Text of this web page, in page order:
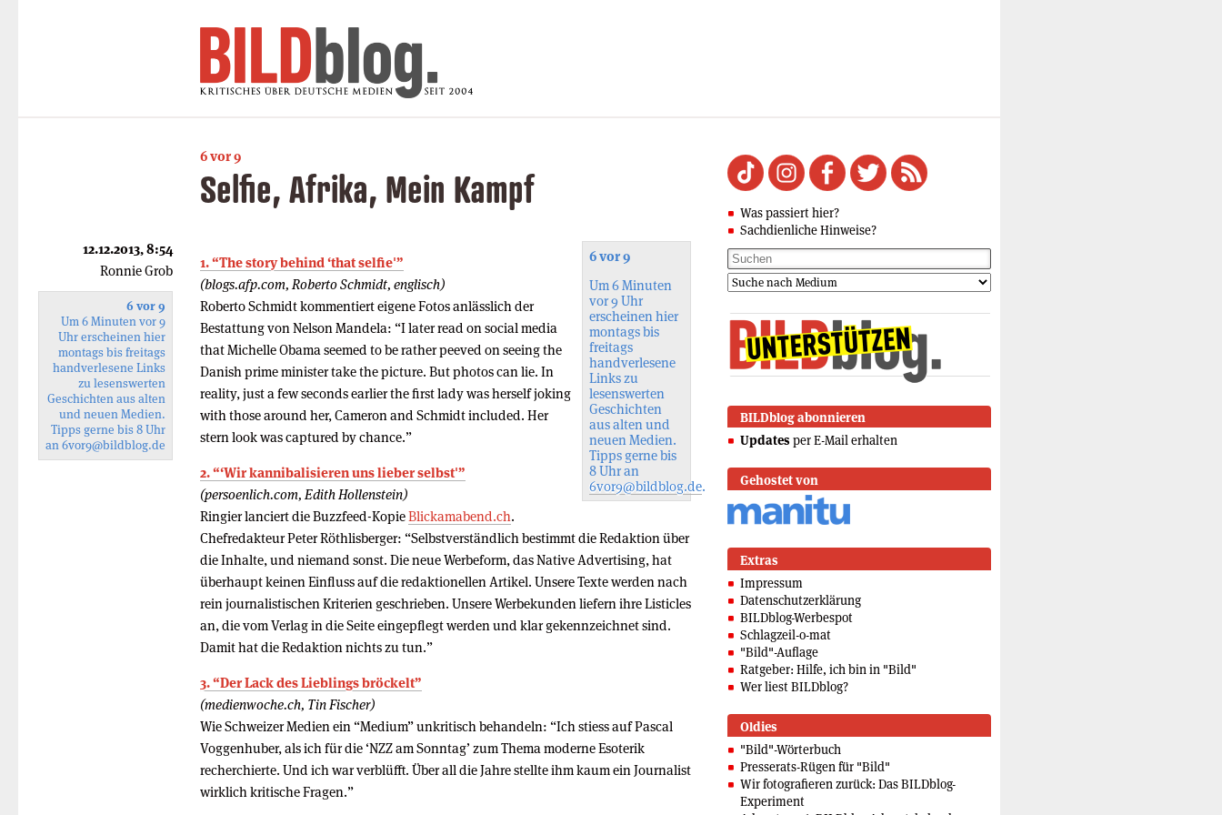
6 vor 9
Selfie, Afrika, Mein Kampf
6 vor 9
Um 6 Minuten
vor 9 Uhr
erscheinen hier
montags bis
freitags
handverlesene
Links zu
lesenswerten
Geschichten
aus alten und
neuen Medien.
Tipps gerne bis
8 Uhr an
6vor9@bildblog.de.
1. “The story behind ‘that selfie'”
(blogs.afp.com, Roberto Schmidt, englisch)
Roberto Schmidt kommentiert eigene Fotos anlässlich der
Bestattung von Nelson Mandela: “I later read on social media
that Michelle Obama seemed to be rather peeved on seeing the
Danish prime minister take the picture. But photos can lie. In
reality, just a few seconds earlier the first lady was herself joking
with those around her, Cameron and Schmidt included. Her
stern look was captured by chance.”
2. “‘Wir kannibalisiere​n uns lieber selbst'”
(persoenlich.com, Edith Hollenstein)
Ringier lanciert die Buzzfeed-KopieBlickamabend.ch.
Chefredakteur Peter Röthlisberger: “Selbstverständlich bestimmt die Redaktion über
die Inhalte, und niemand sonst. Die neue Werbeform, das Native Advertising, hat
überhaupt keinen Einfluss auf die redaktionellen Artikel. Unsere Texte werden nach
rein journalistischen Kriterien geschrieben. Unsere Werbekunden liefern ihre Listicles
an, die vom Verlag in die Seite eingepflegt werden und klar gekennzeichnet sind.
Damit hat die Redaktion nichts zu tun.”
3. “Der Lack des Lieblings bröckelt”
(medienwoche.ch, Tin Fischer)
Wie Schweizer Medien ein “Medium” unkritisch behandeln: “Ich stiess auf Pascal
Voggenhuber, als ich für die ‘NZZ am Sonntag’ zum Thema moderne Esoterik
recherchierte. Und ich war verblüfft. Über all die Jahre stellte ihm kaum ein Journalist
wirklich kritische Fragen.”
12.12.2013, 8:54
Ronnie Grob
6 vor 9
Um 6 Minuten vor 9
Uhr erscheinen hier
montags bis freitags
handverlesene Links
zu lesenswerten
Geschichten aus alten
und neuen Medien.
Tipps gerne bis 8 Uhr
an6vor9@bildblog.de
Was passiert hier?
Sachdienliche Hinweise?
BILDblog abonnieren
Updates per E-Mail erhalten
Gehostet von
Extras
Impressum
Datenschutzerklärung
BILDblog-Werbespot
Schlagzeil-o-mat
"Bild"-Auflage
Ratgeber: Hilfe, ich bin in "Bild"
Wer liest BILDblog?
Oldies
"Bild"-Wörterbuch
Presserats-Rügen für "Bild"
Wir fotografieren zurück: Das BILDblog-
Experiment